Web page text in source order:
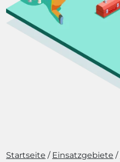
Startseite Einsatzgebiete